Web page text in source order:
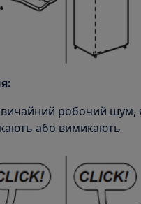
робочий шум,
або вимикають